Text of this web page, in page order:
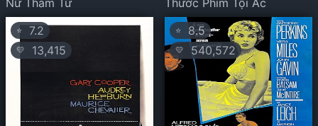
Nữ Thám Tử
Thước Phim Tội Ác
⭐ 7.2
💛 13,415
⭐ 8.5
💛 540,572